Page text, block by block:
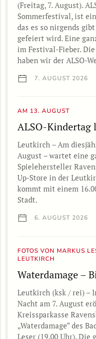
(Freitag, 7. August).
Sommerfestival, ist
das es so nirgends
gefeiert wird. Eine
im Festival-Fieber.
haben wir der ALSO-
7. AUGUST 2026
AM 13. AUGUST
ALSO-Kindertag
Leutkirch – Am
August – wartet eine
Spielehersteller
Up-Store in der
kommt mit einem
Stadt.
6. AUGUST 2026
FOTOS VON MARKUS
LEUTKIRCH
Waterdamage –
Leutkirch (ksk / rei) –
Nacht am 7. August
Kreissparkasse
„Waterdamage“ des
Leser (19.00 Uhr). Die